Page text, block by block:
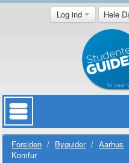
Log ind Hele
Forsiden / Byguider / Aarhus
Komfur